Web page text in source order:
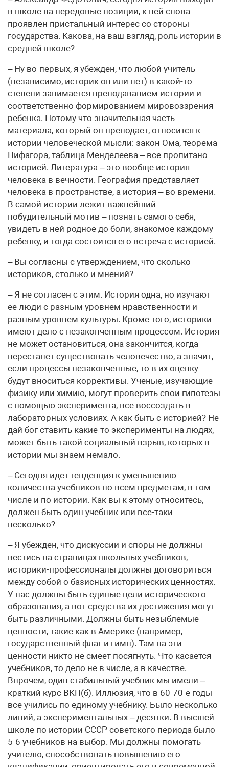
в школе на передовые позиции, к ней снова
проявлен пристальный интерес со стороны
государства. Какова, на ваш взгляд, роль истории в
средней школе?
– Ну во-первых, я убежден, что любой учитель
(независимо, историк он или нет) в какой-то
степени занимается преподаванием истории и
соответственно формированием мировоззрения
ребенка. Потому что значительная часть
материала, который он преподает, относится к
истории человеческой мысли: закон Ома, теорема
Пифагора, таблица Менделеева – все пропитано
историей. Литература – это вообще история
человека в вечности. География представляет
человека в пространстве, а история – во времени.
В самой истории лежит важнейший
побудительный мотив – познать самого себя,
увидеть в ней родное до боли, знакомое каждому
ребенку, и тогда состоится его встреча с историей.
– Вы согласны с утверждением, что сколько
историков, столько и мнений?
– Я не согласен с этим. История одна, но изучают
ее люди с разным уровнем нравственности и
разным уровнем культуры. Кроме того, историки
имеют дело с незаконченным процессом. История
не может остановиться, она закончится, когда
перестанет существовать человечество, а значит,
если процессы незаконченные, то в их оценку
будут вноситься коррективы. Ученые, изучающие
физику или химию, могут проверить свои гипотезы
с помощью эксперимента, все воссоздать в
лабораторных условиях. А как быть с историей? Не
дай бог ставить какие-то эксперименты на людях,
может быть такой социальный взрыв, которых в
истории мы знаем немало.
– Сегодня идет тенденция к уменьшению
количества учебников по всем предметам, в том
числе и по истории. Как вы к этому относитесь,
должен быть один учебник или все-таки
несколько?
– Я убежден, что дискуссии и споры не должны
вестись на страницах школьных учебников,
историки-профессионалы должны договориться
между собой о базисных исторических ценностях.
У нас должны быть единые цели исторического
образования, а вот средства их достижения могут
быть различными. Должны быть незыблемые
ценности, такие как в Америке (например,
государственный флаг и гимн). Там на эти
ценности никто не смеет посягнуть. Что касается
учебников, то дело не в числе, а в качестве.
Впрочем, один стабильный учебник мы имели –
краткий курс ВКП(б). Иллюзия, что в 60-70-е годы
все учились по единому учебнику. Было несколько
линий, а экспериментальных – десятки. В высшей
школе по истории СССР советского периода было
5-6 учебников на выбор. Мы должны помогать
учителю, способствовать повышению его